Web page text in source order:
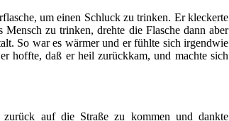
um einen Schluck zu trinken. Er kleckerte
zu trinken, drehte die Flasche dann aber
So war es wärmer und er fühlte sich irgendwie
hoffte, daß er heil zurückkam, und machte sich
zurück auf die Straße zu kommen und dankte